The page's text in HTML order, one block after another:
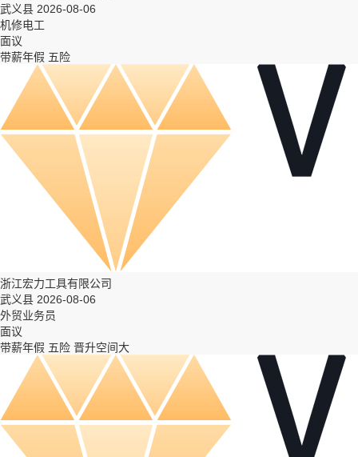
武义县 2026-08-06
机修电工
面议
带薪年假 五险
浙江宏力工具有限公司
武义县 2026-08-06
外贸业务员
面议
带薪年假 五险 晋升空间大